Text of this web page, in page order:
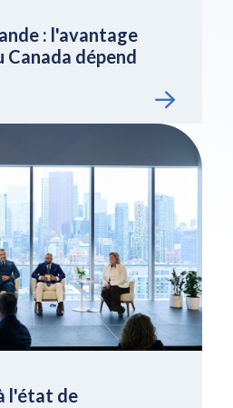
: l'avantage
dépend
l'état de